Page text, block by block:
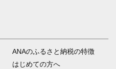
ANAのふるさと納税の特徴
はじめての方へ